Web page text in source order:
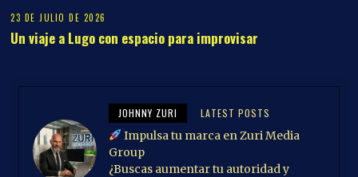
23 DE JULIO DE 2026
Un viaje a Lugo con espacio para improvisar
JOHNNY ZURI LATEST POSTS
Impulsa tu marca en Zuri Media
Group
¿Buscas aumentar tu autoridad y